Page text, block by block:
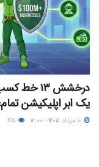
یک ابر اپلیکیشن